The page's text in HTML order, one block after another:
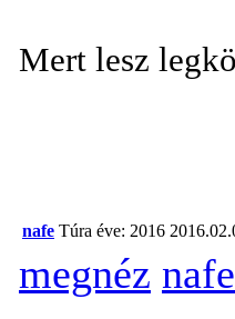
Mert lesz
nafe Túra éve: 2016
megnéz